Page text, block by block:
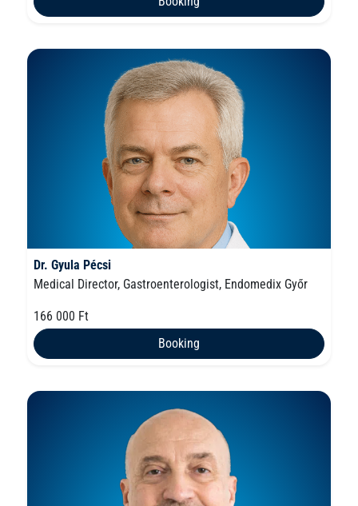
Dr. Gyula Pécsi
Medical Director, Gastroenterologist, Endomedix Győr
166 000 Ft
Booking